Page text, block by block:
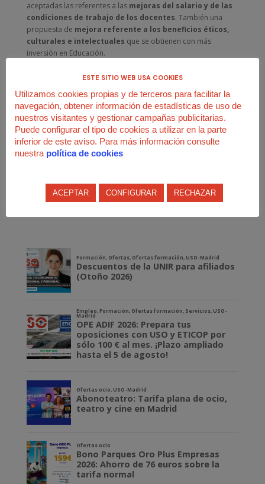
aceptadas las referentes a las mejoras del salario y de las
condiciones de trabajo de los docentes. También una
propuesta de mejora referente a los beneficios éticos,
culturales e intelectuales que se obtienen con más
inversión en Educación.
mejores personas, más comprometidos con la sociedad en la
que viven, con su entorno y valores.
El Consejo Escolar de la Comunidad de Madrid es un órgano
consultivo, no vinculante; pero de las conclusiones que allí se
toman surge la legislación relativa a Educación y se tienen muy
en cuenta para todas las decisiones que se toman en materia
ayuden a mejorar la Educación y, en definitiva la sociedad
madrileña.
ESTE SITIO WEB USA COOKIES
Utilizamos cookies propias y de terceros para facilitar la
navegación, obtener información de estadísticas de uso de
nuestros visitantes y gestionar campañas publicitarias.
Puede configurar el tipo de cookies a utilizar en la parte
inferior de este aviso. Para más información consulte
nuestra política de cookies
ACEPTAR CONFIGURAR RECHAZAR